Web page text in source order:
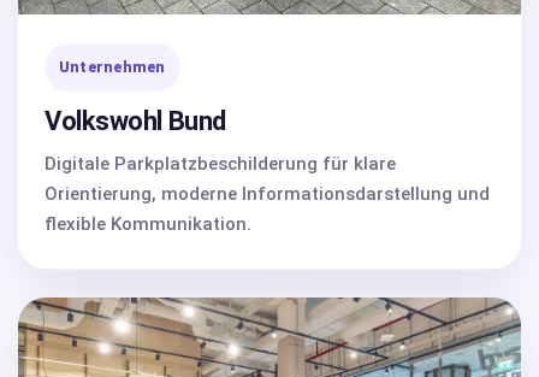
Unternehmen
Volkswohl Bund
Digitale Parkplatzbeschilderung für klare
Orientierung, moderne Informationsdarstellung und
flexible Kommunikation.